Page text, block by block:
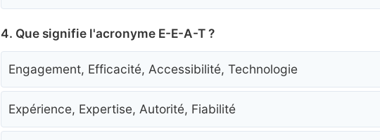
4. Que signifie l'acronyme E-E-A-T ?
Engagement, Efficacité, Accessibilité, Technologie
Expérience, Expertise, Autorité, Fiabilité